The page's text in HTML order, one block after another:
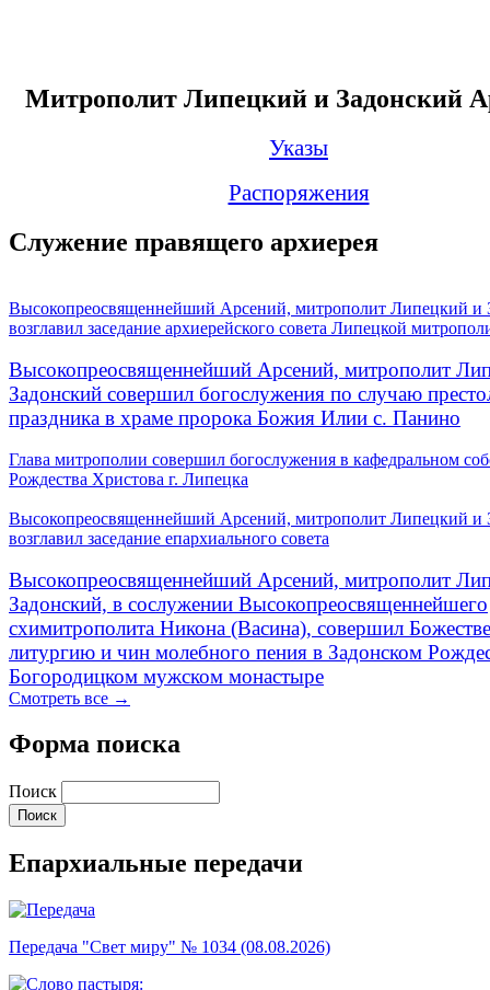
Митрополит Липецкий и Задонский
Указы
Распоряжения
Служение правящего архиерея
Высокопреосвященнейший Арсений, митрополит Липецкий и
возглавил заседание архиерейского совета Липецкой
Высокопреосвященнейший Арсений, митрополит
Задонский совершил богослужения по случаю
праздника в храме пророка Божия Илии с. Панино
Глава митрополии совершил богослужения в кафедральном
Рождества Христова г. Липецка
Высокопреосвященнейший Арсений, митрополит Липецкий и
возглавил заседание епархиального совета
Высокопреосвященнейший Арсений, митрополит
Задонский, в сослужении Высокопреосвященнейшего
схимитрополита Никона (Васина), совершил
литургию и чин молебного пения в Задонском
Богородицком мужском монастыре
Смотреть все →
Форма поиска
Поиск
Епархиальные передачи
Передача "Свет миру" № 1034 (08.08.2026)